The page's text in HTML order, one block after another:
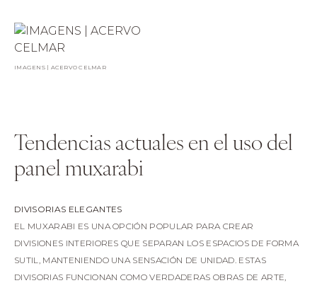
IMAGENS | ACERVO CELMAR
Tendencias actuales en el uso del
panel muxarabi
DIVISORIAS ELEGANTES
EL MUXARABI ES UNA OPCIÓN POPULAR PARA CREAR
DIVISIONES INTERIORES QUE SEPARAN LOS ESPACIOS DE FORMA
SUTIL, MANTENIENDO UNA SENSACIÓN DE UNIDAD. ESTAS
DIVISORIAS FUNCIONAN COMO VERDADERAS OBRAS DE ARTE,